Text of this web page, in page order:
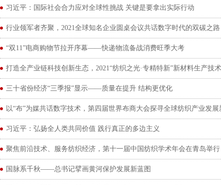
习近平：国际社会合力应对全球性挑战 关键是要拿出实际行动
行业领军者齐聚，2021全球知名企业圆桌会议共话数字时代的双碳之路
“双11”电商购物节拉开序幕——快递物流备战消费旺季大考
打造全产业链科技创新生态，2021“纺织之光·专精特新”新材料生产技
三十省份经济“三季报”显示——质量在提升 结构更优化
以“布”为媒共话数字技术，第四届世界布商大会探寻全球纺织产业发展
习近平：弘扬全人类共同价值 践行真正的多边主义
聚焦前沿技术、服务纺织经济，第十一届中国纺织学术年会在青岛举行
国脉系千秋——总书记擘画黄河保护发展新蓝图